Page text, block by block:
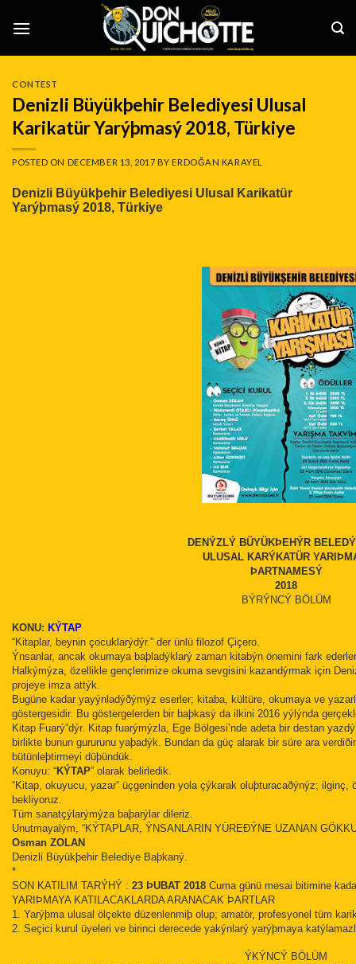
CONTEST
Denizli Büyükþehir Belediyesi Ulusal
Karikatür Yarýþmasý 2018, Türkiye
POSTED ON DECEMBER 13, 2017 BYERDOĞAN KARAYEL
Denizli Büyükþehir Belediyesi Ulusal Karikatür
Yarýþmasý 2018, Türkiye
DENÝZLÝ BÜYÜKÞEHÝR
ULUSAL KARÝKATÜR
ÞARTNAMESÝ
2018
BÝRÝNCÝ BÖLÜM
KONU: KÝTAP
“Kitaplar, beynin çocuklarýdýr.” der ünlü filozof Çiçero.
Ýnsanlar, ancak okumaya baþladýklarý zaman kitabýn önemini fark
Halkýmýza, özellikle gençlerimize okuma sevgisini kazandýrmak için
projeye imza attýk.
Bugüne kadar yayýnladýðýmýz eserler; kitaba, kültüre, okumaya ve
göstergesidir. Bu göstergelerden bir baþkasý da ilkini 2016 yýlýnda
Kitap Fuarý”dýr. Kitap fuarýmýzla, Ege Bölgesi’nde adeta bir destan
birlikte bunun gururunu yaþadýk. Bundan da güç alarak bir süre ara
bütünleþtirmeyi düþündük.
Konuyu: “KÝTAP” olarak belirledik.
“Kitap, okuyucu, yazar” üçgeninden yola çýkarak oluþturacaðýnýz;
bekliyoruz.
Tüm sanatçýlarýmýza baþarýlar dileriz.
Unutmayalým, “KÝTAPLAR, ÝNSANLARIN YÜREÐÝNE UZANAN
Osman ZOLAN
Denizli Büyükþehir Belediye Baþkaný.
*
SON KATILIM TARÝHÝ : 23 ÞUBAT 2018 Cuma günü mesai bitimine
YARIÞMAYA KATILACAKLARDA ARANACAK ÞARTLAR
1. Yarýþma ulusal ölçekte düzenlenmiþ olup; amatör, profesyonel tüm
2. Seçici kurul üyeleri ve birinci derecede yakýnlarý yarýþmaya
ÝKÝNCÝ BÖLÜM